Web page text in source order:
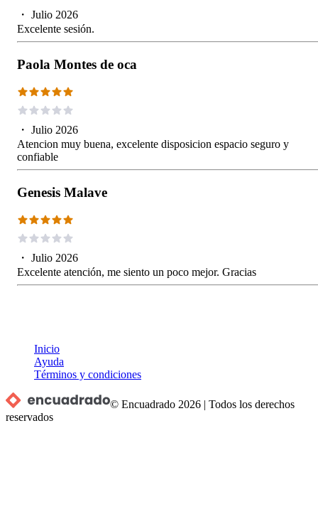
・ Julio 2026
Excelente sesión.
Paola Montes de oca
・ Julio 2026
Atencion muy buena, excelente disposicion espacio seguro y
confiable
Genesis Malave
・ Julio 2026
Excelente atención, me siento un poco mejor. Gracias
Inicio
Ayuda
Términos y condiciones
© Encuadrado 2026 |Todos los derechos
reservados